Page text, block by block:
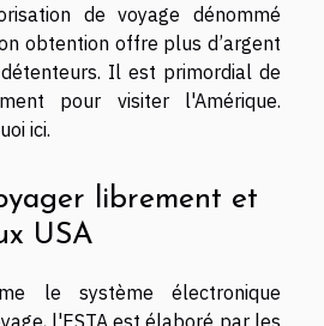
de voyage dénommé
obtention offre plus d’argent
Il est primordial de
pour visiter l'Amérique.
ici.
librement et
USA
le système électronique
l'ESTA est élaboré par les